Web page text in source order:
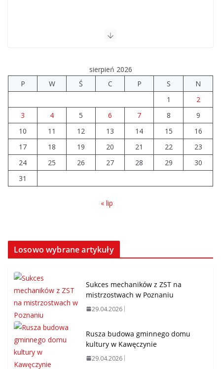
sierpień 2026
P
W Ś C P S
N
1
2
3
4 5 6 7 8
9
10
11 12 13 14 15
16
17
18 19 20 21 22
23
24
25 26 27 28 29
30
31
« lip
Losowo wybrane artykuły
Sukces mechaników z ZST na
mistrzostwach w Poznaniu
29.04.2026
Rusza budowa gminnego domu
kultury w Kawęczynie
29.04.2026